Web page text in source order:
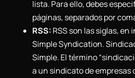
lista. Para ello, debes
páginas, separados por
RSS: RSS son las siglas, en
Simple Syndication.
Simple. El término
a un sindicato de empresas